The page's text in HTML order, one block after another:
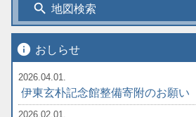
search 地図検索
info おしらせ
2026.04.01.
伊東玄朴記念館整備寄附のお願い
2026.02.01.